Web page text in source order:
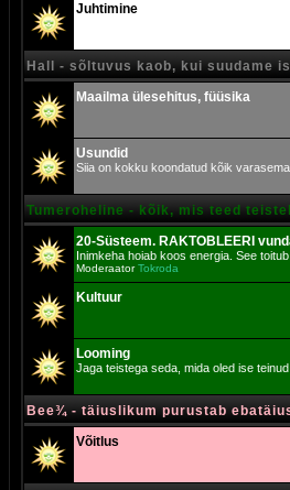
Juhtimine
Hall - sõltuvus kaob, kui suudame
Maailma ülesehitus, füüsika
Usundid
Siia on kokku koondatud kõik
Tumeroheline - kõik, mis teed
20-Süsteem. RAKTOBLEERI
Inimkeha hoiab koos energia. See
ModeraatorTokroda
Kultuur
Looming
Jaga teistega seda, mida oled ise teinud
Bee¾ - täiuslikum purustab
Võitlus